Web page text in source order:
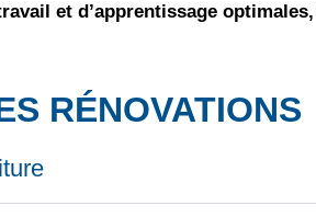
et d’apprentissage
RÉNOVATIONS